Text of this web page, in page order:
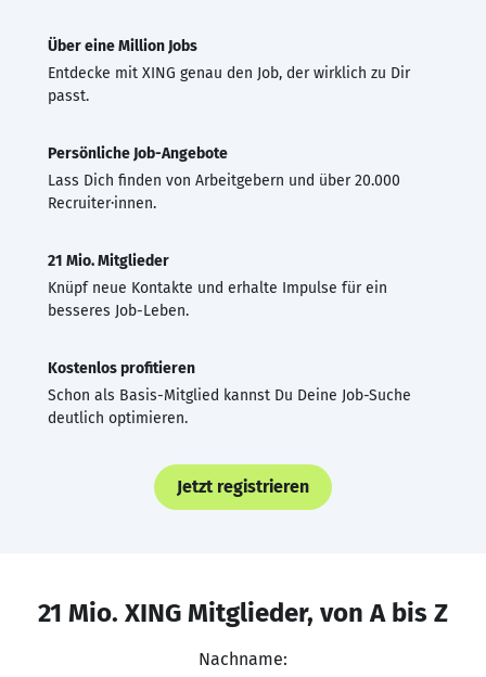
Über eine Million Jobs
Entdecke mit XING genau den Job, der wirklich zu Dir
passt.
Persönliche Job-Angebote
Lass Dich finden von Arbeitgebern und über 20.000
Recruiter·innen.
21 Mio. Mitglieder
Knüpf neue Kontakte und erhalte Impulse für ein
besseres Job-Leben.
Kostenlos profitieren
Schon als Basis-Mitglied kannst Du Deine Job-Suche
deutlich optimieren.
Jetzt registrieren
21 Mio. XING Mitglieder, von A bis Z
Nachname: